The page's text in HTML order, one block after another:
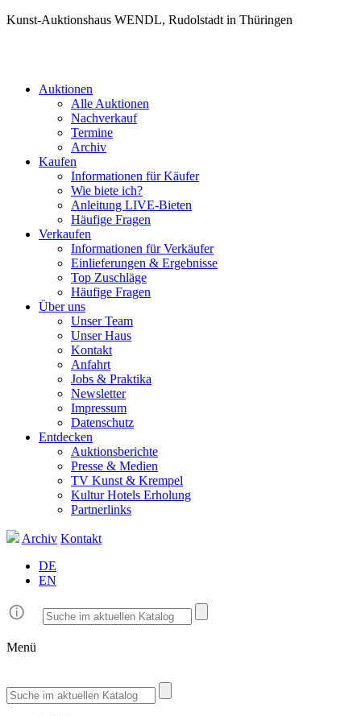
Kunst-Auktionshaus WENDL, Rudolstadt in Thüringen
Auktionen
Alle Auktionen
Nachverkauf
Termine
Archiv
Kaufen
Informationen für Käufer
Wie biete ich?
Anleitung LIVE-Bieten
Häufige Fragen
Verkaufen
Informationen für Verkäufer
Einlieferungen & Ergebnisse
Top Zuschläge
Häufige Fragen
Über uns
Unser Team
Unser Haus
Kontakt
Anfahrt
Jobs & Praktika
Newsletter
Impressum
Datenschutz
Entdecken
Auktionsberichte
Presse & Medien
TV Kunst & Krempel
Kultur Hotels Erholung
Partnerlinks
Archiv Kontakt
DE
EN
Menü